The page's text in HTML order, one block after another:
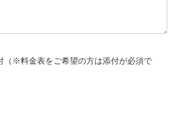
（※料金表をご希望の方は添付が必須で